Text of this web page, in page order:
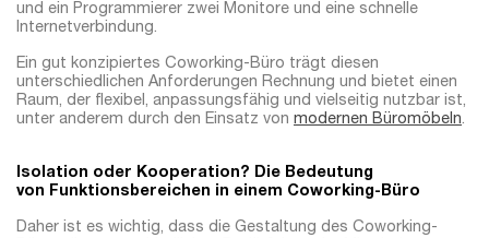
und ein Programmierer zwei Monitore und eine schnelle
Internetverbindung.
Ein gut konzipiertes Coworking-Büro trägt diesen
unterschiedlichen Anforderungen Rechnung und bietet einen
Raum, der flexibel, anpassungsfähig und vielseitig nutzbar ist,
unter anderem durch den Einsatz von modernen Büromöbeln.
Isolation oder Kooperation? Die Bedeutung
von Funktionsbereichen in einem Coworking-Büro
Daher ist es wichtig, dass die Gestaltung des Coworking-